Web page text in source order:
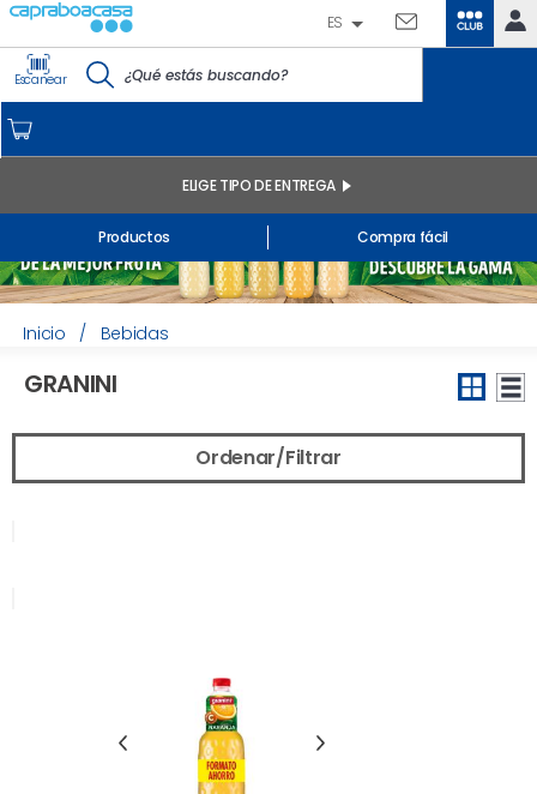
IDENTIFÍCATE
Pedidos online
Mis productos comprados en tienda y online
Listas
INFORMACIÓN GENERAL
ES
Escanear
Productos
ELIGE TIPO DE ENTREGA
Compra fácil
Inicio / Bebidas
GRANINI
Ordenar/Filtrar